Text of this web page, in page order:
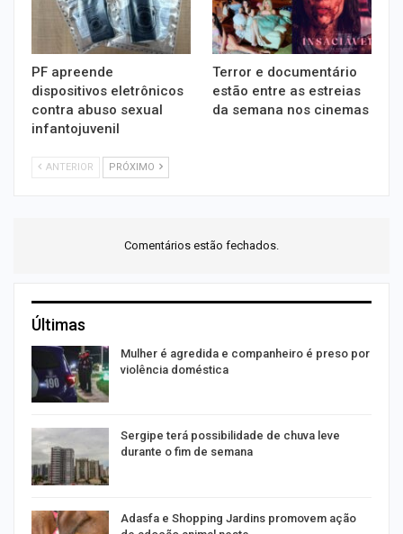
PF apreende
dispositivos eletrônicos
contra abuso sexual
infantojuvenil
Terror e documentário
estão entre as estreias
da semana nos cinemas
ANTERIOR PRÓXIMO
Comentários estão fechados.
Últimas
Mulher é agredida e companheiro é preso por
violência doméstica
Sergipe terá possibilidade de chuva leve
durante o fim de semana
Adasfa e Shopping Jardins promovem ação